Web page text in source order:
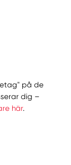
på de
dig –
här.